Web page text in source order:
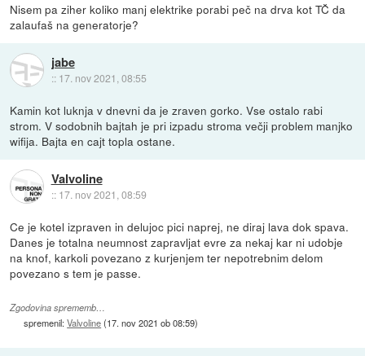
Nisem pa ziher koliko manj elektrike porabi peč na drva kot TČ da
zalaufaš na generatorje?
jabe
:: 17. nov 2021, 08:55
Kamin kot luknja v dnevni da je zraven gorko. Vse ostalo rabi
strom. V sodobnih bajtah je pri izpadu stroma večji problem manjko
wifija. Bajta en cajt topla ostane.
Valvoline
:: 17. nov 2021, 08:59
Ce je kotel izpraven in delujoc pici naprej, ne diraj lava dok spava.
Danes je totalna neumnost zapravljat evre za nekaj kar ni udobje
na knof, karkoli povezano z kurjenjem ter nepotrebnim delom
povezano s tem je passe.
Zgodovina sprememb…
spremenil:Valvoline(17. nov 2021 ob 08:59)